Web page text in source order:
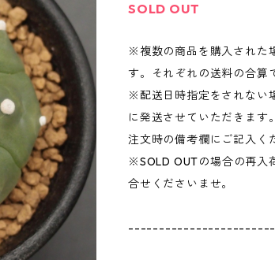
SOLD OUT
※複数の商品を購入された
す。それぞれの送料の合算
※配送日時指定をされない
に発送させていただきます
注文時の備考欄にご記入く
※SOLD OUTの場合の再入
合せくださいませ。